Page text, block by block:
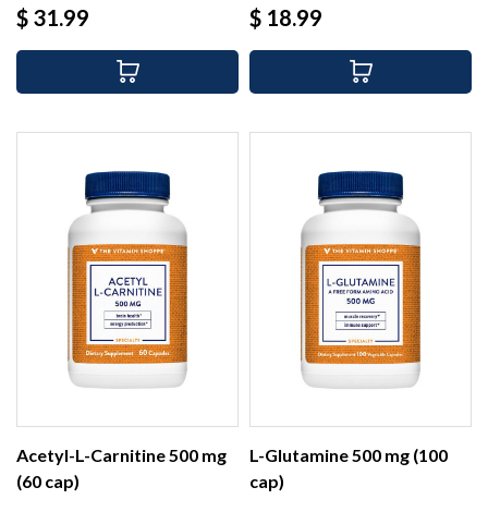
Precio
$ 31.99 Precio
$ 18.99
Acetyl-L-Carnitine 500 mg
(60 cap)
L-Glutamine 500 mg (100
cap)